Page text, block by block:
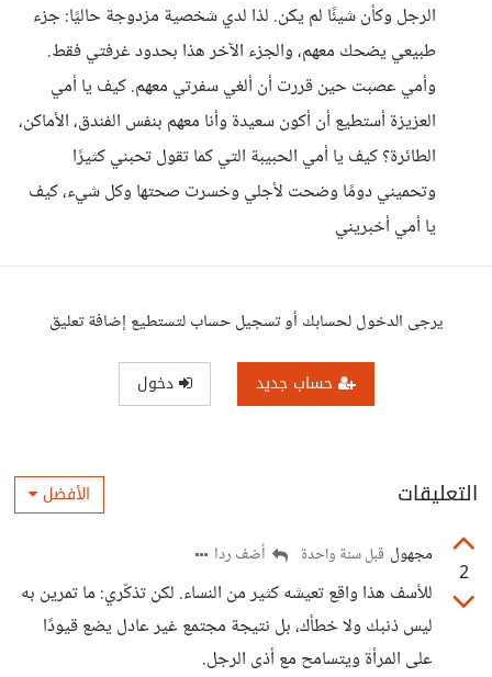
الرجل وكأن شيئًا لم يكن. لذا لدي شخصية مزدوجة حاليًا: جزء
طبيعي يضحك معهم، والجزء الآخر هذا بحدود غرفتي فقط.
وأمي عصبت حين قررت أن ألغي سفرتي معهم. كيف يا أمي
العزيزة أستطيع أن أكون سعيدة وأنا معهم بنفس الفندق، الأماكن،
الطائرة؟ كيف يا أمي الحبيبة التي كما تقول تحبني كثيرًا
وتحميني دومًا وضحت لأجلي وخسرت صحتها وكل شيء، كيف
يا أمي أخبريني
يرجى الدخول لحسابك أو تسجيل حساب لتستطيع إضافة تعليق
حساب جديد دخول
التعليقات الأفضل
2
مجهول قبل سنة واحدة أضف ردا
للأسف هذا واقع تعيشه كثير من النساء. لكن تذكّري: ما تمرين به
ليس ذنبك ولا خطأك، بل نتيجة مجتمع غير عادل يضع قيودًا
على المرأة ويتسامح مع أذى الرجل.